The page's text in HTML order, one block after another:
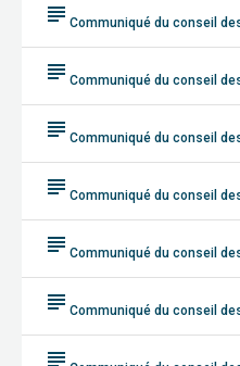
subject Communiqué du conseil
subject Communiqué du conseil
subject Communiqué du conseil
subject Communiqué du conseil
subject Communiqué du conseil
subject Communiqué du conseil
subject